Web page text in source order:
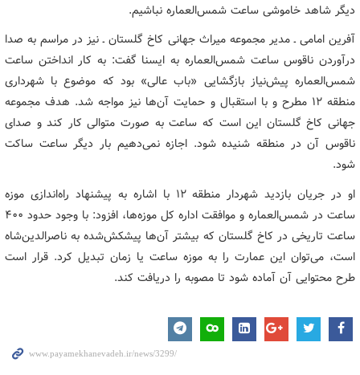
دیگر شاهد خاموشی ساعت شمس‌العماره نباشیم.
آفرین امامی ـ مدیر مجموعه میراث جهانی کاخ گلستان ـ نیز در مراسم به صدا
درآوردن ناقوس ساعت شمس‌العماره به ایسنا گفت: به کار انداختن ساعت
شمس‌العماره پیش‌نیاز بازگشایی «باب عالی» بود که موضوع با شهرداری
منطقه ۱۲ مطرح و با استقبال و حمایت آن‌ها نیز مواجه شد. هدف مجموعه
جهانی کاخ گلستان این است که ساعت به صورت متوالی کار کند و صدای
ناقوس آن در منطقه شنیده شود. اجازه نمی‌دهیم بار دیگر ساعت ساکت
شود.
او در جریان بازدید شهردار منطقه ۱۲ با اشاره به پیشنهاد راه‌اندازی موزه
ساعت در شمس‌العماره و موافقت اداره کل موزه‌ها، افزود: با وجود حدود ۴۰۰
ساعت تاریخی در کاخ گلستان که بیشتر آن‌ها پیشکش‌شده به ناصرالدین‌شاه
است، می‌توان این عمارت را به موزه ساعت یا زمان تبدیل کرد. قرار است
طرح محتوایی آن آماده شود تا مصوبه را دریافت کند.